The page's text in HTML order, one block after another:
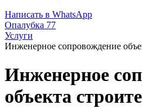
Написать в WhatsApp
Опалубка 77
Услуги
Инженерное сопровождение
Инженерное
объекта